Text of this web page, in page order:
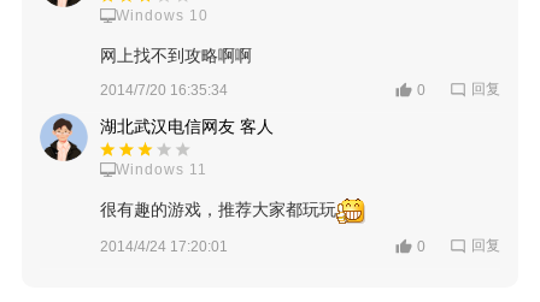
Windows 10
网上找不到攻略啊啊
2014/7/20 16:35:34 0 回复
湖北武汉电信网友 客人
Windows 11
很有趣的游戏，推荐大家都玩玩
2014/4/24 17:20:01 0 回复